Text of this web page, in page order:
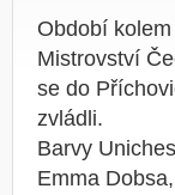
Období
Mistrovství
se do
zvládli.
Barvy
Emma